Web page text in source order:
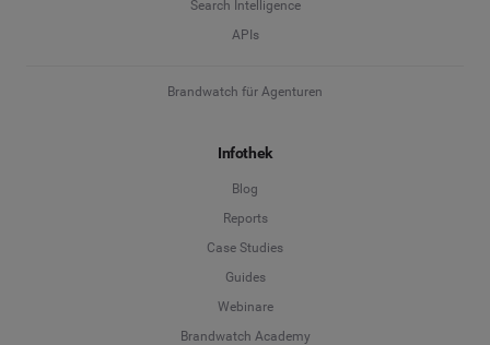
Search Intelligence
APIs
Brandwatch für Agenturen
Infothek
Blog
Reports
Case Studies
Guides
Webinare
Brandwatch Academy